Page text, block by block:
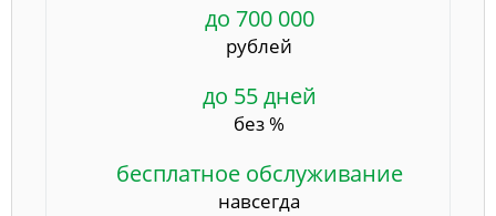
до 700 000
рублей
до 55 дней
без %
бесплатное обслуживание
навсегда